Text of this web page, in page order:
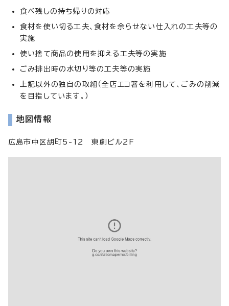
食べ残しの持ち帰りの対応
食材を使い切る工夫、食材を余らせない仕入れの工夫等の
実施
使い捨て商品の使用を抑える工夫等の実施
ごみ排出時の水切り等の工夫等の実施
上記以外の独自の取組（全店エコ箸を利用して、ごみの削減
を目指しています。）
地図情報
広島市中区胡町5-12 東劇ビル2F